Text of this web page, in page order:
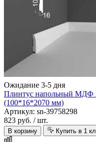
Ожидание 3-5 дня
Плинтус напольный МДФ
(100*16*2070 мм)
Артикул: sn-39758298
823 руб. / шт.
В корзину Купить в 1